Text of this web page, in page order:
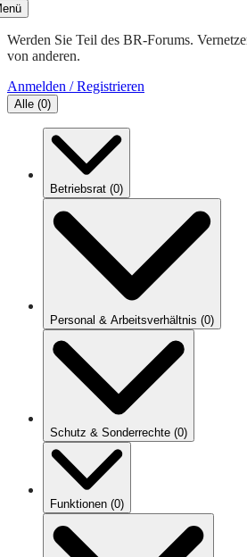
Werden Sie Teil des BR-Forums.
von anderen.
Anmelden / Registrieren
Alle (0)
Betriebsrat (0)
Personal & Arbeitsverhältnis (0)
Schutz & Sonderrechte (0)
Funktionen (0)